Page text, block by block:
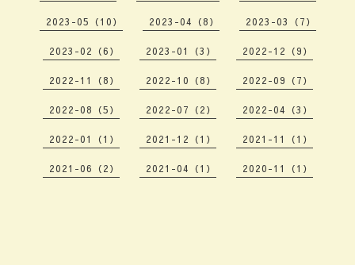
2023-05（10） 2023-04（8） 2023-03（7）
2023-02（6） 2023-01（3） 2022-12（9）
2022-11（8） 2022-10（8） 2022-09（7）
2022-08（5） 2022-07（2） 2022-04（3）
2022-01（1） 2021-12（1） 2021-11（1）
2021-06（2） 2021-04（1） 2020-11（1）